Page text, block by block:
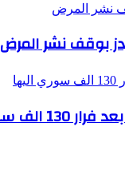
نشر المرض
بوقف نشر المرض
سوري اليها